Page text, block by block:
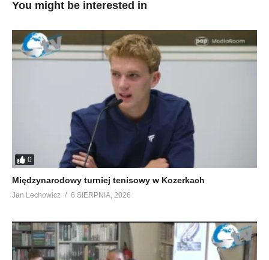
You might be interested in
0
Międzynarodowy turniej tenisowy w Kozerkach
Jan Lechowicz 6 SIERPNIA, 2026